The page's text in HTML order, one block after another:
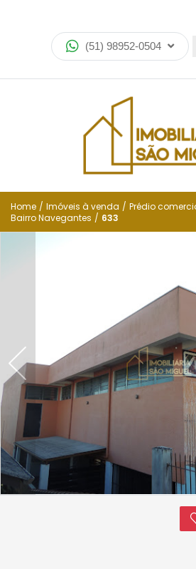
(51) 98952-0504
Imóveis
Encomende seu imóvel
Financiamento
Negocie seu imóvel
Imóveis favoritos
Contato
Home / Imóveis à venda / Prédio
Bairro Navegantes / 633